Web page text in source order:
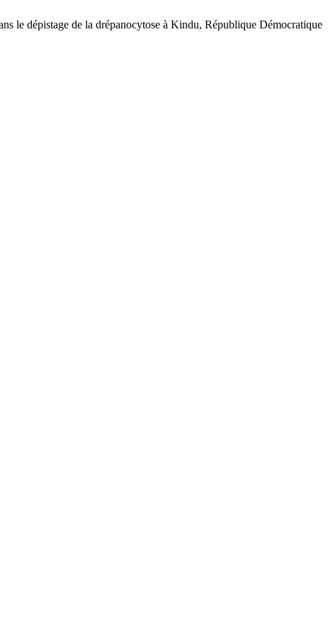
le dépistage de la drépanocytose à Kindu, République Démocratique